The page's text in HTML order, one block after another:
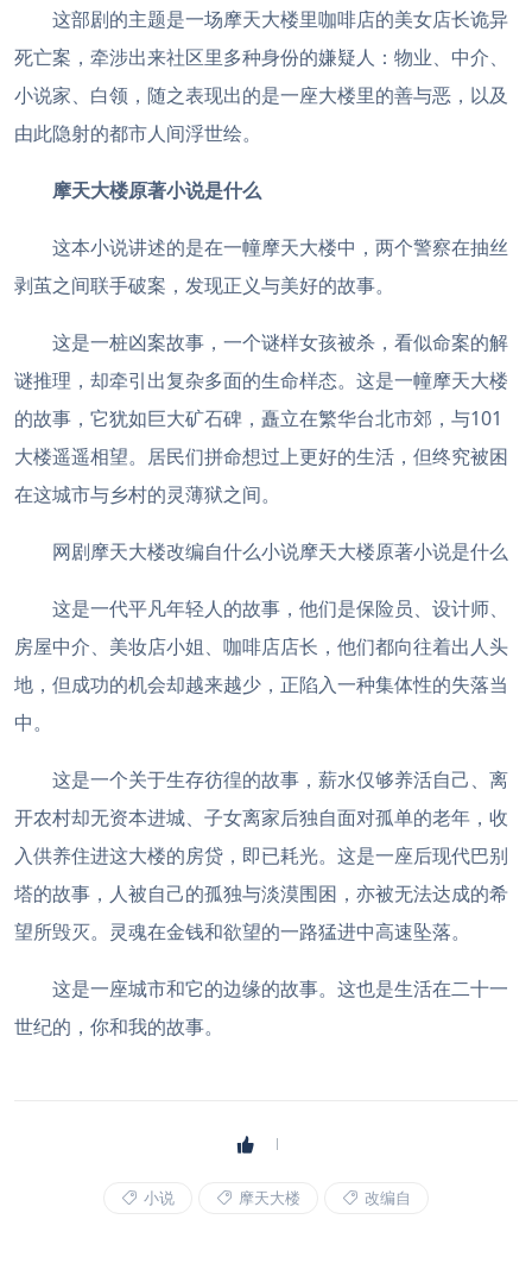
这部剧的主题是一场摩天大楼里咖啡店的美女店长诡异
死亡案，牵涉出来社区里多种身份的嫌疑人：物业、中介、
小说家、白领，随之表现出的是一座大楼里的善与恶，以及
由此隐射的都市人间浮世绘。
摩天大楼原著小说是什么
这本小说讲述的是在一幢摩天大楼中，两个警察在抽丝
剥茧之间联手破案，发现正义与美好的故事。
这是一桩凶案故事，一个谜样女孩被杀，看似命案的解
谜推理，却牵引出复杂多面的生命样态。这是一幢摩天大楼
的故事，它犹如巨大矿石碑，矗立在繁华台北市郊，与101
大楼遥遥相望。居民们拼命想过上更好的生活，但终究被困
在这城市与乡村的灵薄狱之间。
网剧摩天大楼改编自什么小说摩天大楼原著小说是什么
这是一代平凡年轻人的故事，他们是保险员、设计师、
房屋中介、美妆店小姐、咖啡店店长，他们都向往着出人头
地，但成功的机会却越来越少，正陷入一种集体性的失落当
中。
这是一个关于生存彷徨的故事，薪水仅够养活自己、离
开农村却无资本进城、子女离家后独自面对孤单的老年，收
入供养住进这大楼的房贷，即已耗光。这是一座后现代巴别
塔的故事，人被自己的孤独与淡漠围困，亦被无法达成的希
望所毁灭。灵魂在金钱和欲望的一路猛进中高速坠落。
这是一座城市和它的边缘的故事。这也是生活在二十一
世纪的，你和我的故事。
小说 摩天大楼 改编自